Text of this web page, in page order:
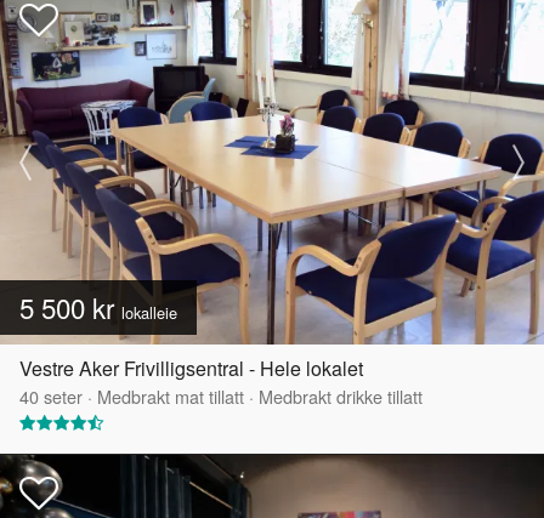
5 500 kr lokalleie
Vestre Aker Frivilligsentral - Hele lokalet
40seter · Medbrakt mat tillatt · Medbrakt drikke tillatt